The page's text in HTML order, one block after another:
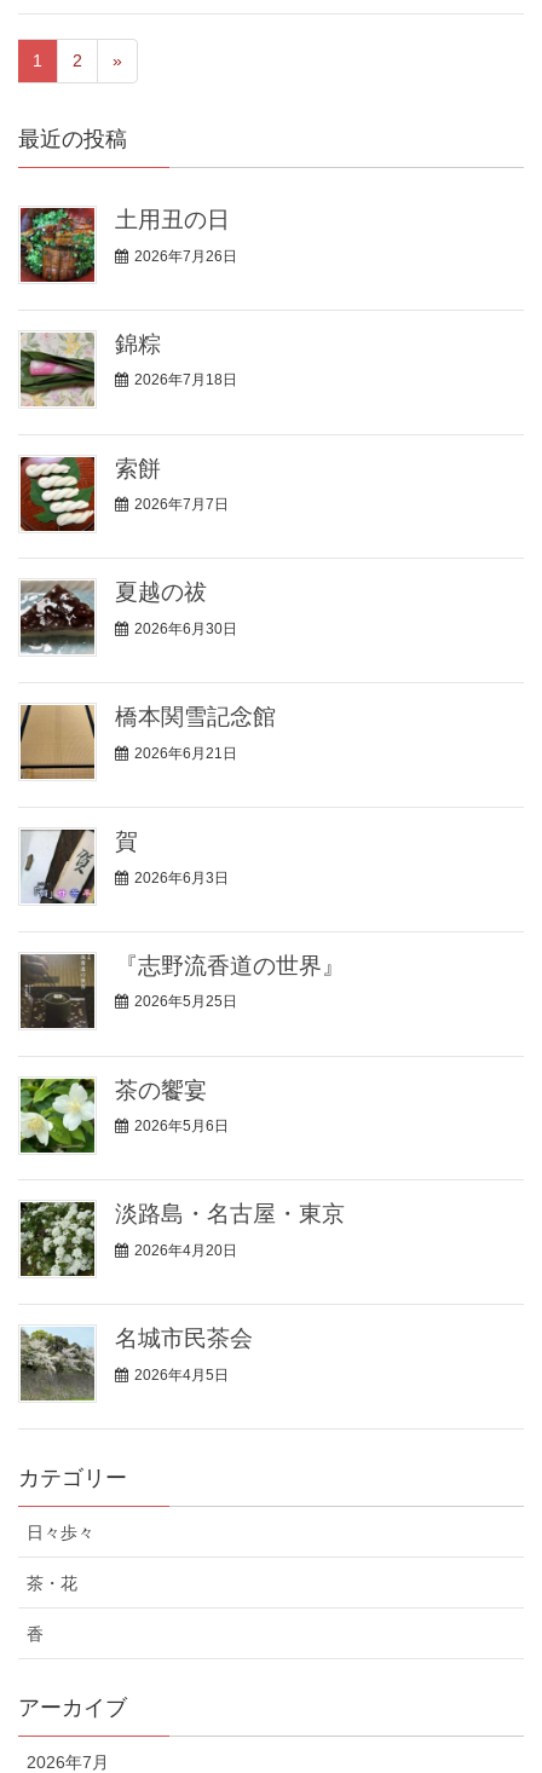
1 2 »
最近の投稿
土用丑の日
2026年7月26日
錦粽
2026年7月18日
索餅
2026年7月7日
夏越の祓
2026年6月30日
橋本関雪記念館
2026年6月21日
賀
2026年6月3日
『志野流香道の世界』
2026年5月25日
茶の饗宴
2026年5月6日
淡路島・名古屋・東京
2026年4月20日
名城市民茶会
2026年4月5日
カテゴリー
日々歩々
茶・花
香
アーカイブ
2026年7月